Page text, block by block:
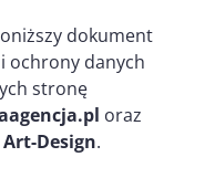
dokument
ochrony danych
stronę
oraz
Art-Design.